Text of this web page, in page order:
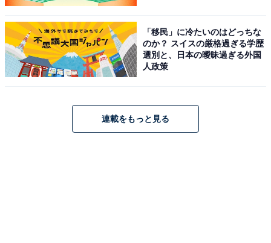
報」を集められない。国境をまたいだ移動制限が解かれ
ない限りは、選手の移籍を後押しする情報がスムーズに
流通しない状況が続くだろう。これもまた、日本人選手
のヨーロッパ移籍を難しくする要因だ。
「移民」に冷たいのはどっちな
のか？ スイスの厳格過ぎる学歴
選別と、日本の曖昧過ぎる外国
人政策
連載をもっと見る